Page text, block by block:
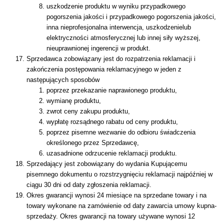
uszkodzenie produktu w wyniku przypadkowego
pogorszenia jakości i przypadkowego pogorszenia jakości,
inna nieprofesjonalna interwencja, uszkodzenielub
elektryczności atmosferycznej lub innej siły wyższej,
nieuprawnionej ingerencji w produkt.
Sprzedawca zobowiązany jest do rozpatrzenia reklamacji i
zakończenia postępowania reklamacyjnego w jeden z
następujących sposobów
poprzez przekazanie naprawionego produktu,
wymianę produktu,
zwrot ceny zakupu produktu,
wypłatę rozsądnego rabatu od ceny produktu,
poprzez pisemne wezwanie do odbioru świadczenia
określonego przez Sprzedawcę,
uzasadnione odrzucenie reklamacji produktu.
Sprzedający jest zobowiązany do wydania Kupującemu
pisemnego dokumentu o rozstrzygnięciu reklamacji najpóźniej w
ciągu 30 dni od daty zgłoszenia reklamacji.
Okres gwarancji wynosi 24 miesiące na sprzedane towary i na
towary wykonane na zamówienie od daty zawarcia umowy kupna-
sprzedaży. Okres gwarancji na towary używane wynosi 12